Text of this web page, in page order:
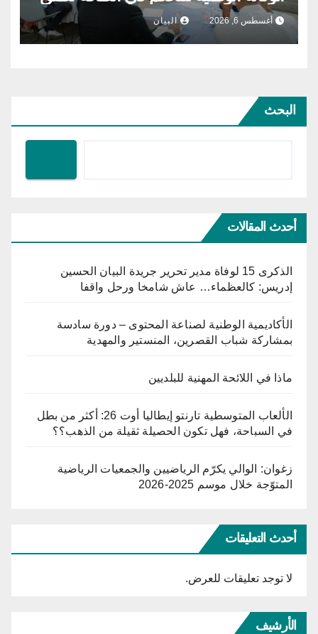
مشروع الطاقة الشمسية الفولطاضوئية
أغسطس 6, 2026 البيان
البحث
أحدث المقالات
الذكرى 15 لوفاة مدير تحرير جريدة البيان الحسين
إدريس: كالعظماء… عاش شامخا ورحل واقفا
الأكاديمية الوطنية لصناعة المحتوى – دورة سادسة
بمشاركة شباب القصرين، المنستير والمهدية
ماذا في اللائحة المهنية للبلديين
الألعاب المتوسطية تارنتو إيطاليا أوت 26: أكثر من بطل
في السباحة، فهل تكون الحصيلة ثقيلة من الذهب؟؟
زغوان: الوالي يكرّم الرياضيين والجمعيات الرياضية
المتوّجة خلال موسم 2025-2026
أحدث التعليقات
لا توجد تعليقات للعرض.
الأرشيف